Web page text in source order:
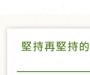
堅持再堅持